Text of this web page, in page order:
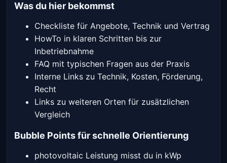
Was du hier bekommst
Checkliste für Angebote, Technik und Vertrag
HowTo in klaren Schritten bis zur
Inbetriebnahme
FAQ mit typischen Fragen aus der Praxis
Interne Links zu Technik, Kosten, Förderung,
Recht
Links zu weiteren Orten für zusätzlichen
Vergleich
Bubble Points für schnelle Orientierung
photovoltaic Leistung misst du in kWp